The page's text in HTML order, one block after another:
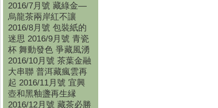
2016/7月號 藏綠金—
烏龍茶兩岸紅不讓
2016/8月號 包裝紙的
迷思 2016/9月號 青瓷
杯 舞動發色 爭藏風湧
2016/10月號 茶葉金融
大串聯 普洱藏瘋雲再
起 2016/11月號 宜興
壺和黑釉盞再生縁
2016/12月號 藏茶必勝